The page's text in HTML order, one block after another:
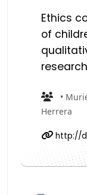
Ethics
of
•
Herrera
http://